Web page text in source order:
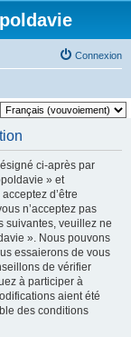
Connexion
ci-après par
» et
d’être
n’acceptez pas
suivantes, veuillez ne
». Nous pouvons
essaierons de vous
de vérifier
à participer à
aient été
des conditions